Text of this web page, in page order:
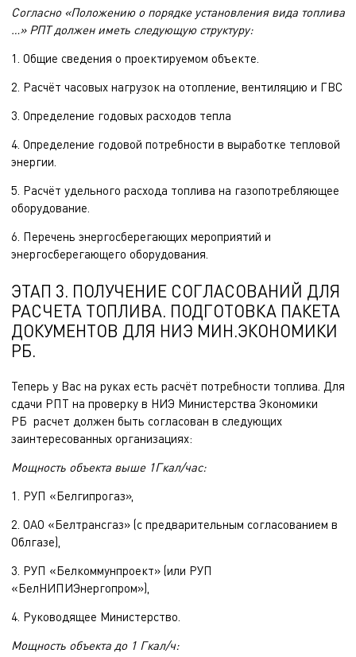
Согласно «Положению о порядке установления вида топлива
…» РПТ должен иметь следующую структуру:
1. Общие сведения о проектируемом объекте.
2. Расчёт часовых нагрузок на отопление, вентиляцию и ГВС
3. Определение годовых расходов тепла
4. Определение годовой потребности в выработке тепловой
энергии.
5. Расчёт удельного расхода топлива на газопотребляющее
оборудование.
6. Перечень энергосберегающих мероприятий и
энергосберегающего оборудования.
ЭТАП 3. ПОЛУЧЕНИЕ СОГЛАСОВАНИЙ ДЛЯ
РАСЧЕТА ТОПЛИВА. ПОДГОТОВКА ПАКЕТА
ДОКУМЕНТОВ ДЛЯ НИЭ МИН.ЭКОНОМИКИ
РБ.
Теперь у Вас на руках есть расчёт потребности топлива. Для
сдачи РПТ на проверку в НИЭ Министерства Экономики
РБ расчет должен быть согласован в следующих
заинтересованных организациях:
Мощность объекта выше 1Гкал/час:
1. РУП «Белгипрогаз»,
2. ОАО «Белтрансгаз» (с предварительным согласованием в
Облгазе),
3. РУП «Белкоммунпроект» (или РУП
«БелНИПИЭнергопром»),
4. Руководящее Министерство.
Мощность объекта до 1 Гкал/ч: